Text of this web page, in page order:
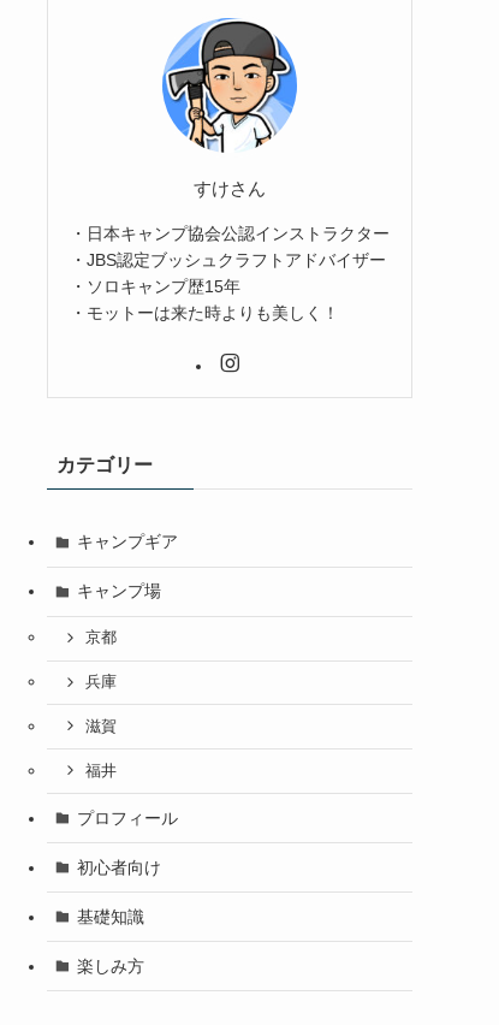
すけさん
・日本キャンプ協会公認インストラクター
・JBS認定ブッシュクラフトアドバイザー
・ソロキャンプ歴15年
・モットーは来た時よりも美しく！
カテゴリー
キャンプギア
キャンプ場
京都
兵庫
滋賀
福井
プロフィール
初心者向け
基礎知識
楽しみ方